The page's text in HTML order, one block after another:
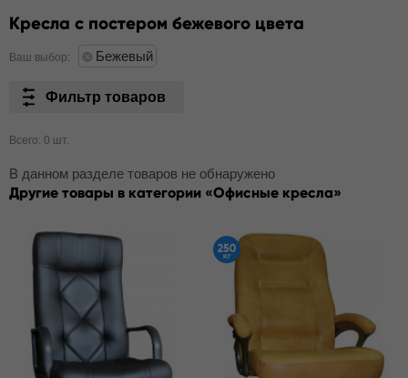
Кресла с постером бежевого цвета
Ваш выбор: Бежевый
Фильтр товаров
Всего: 0 шт.
В данном разделе товаров не обнаружено
Другие товары в категории Офисные кресла